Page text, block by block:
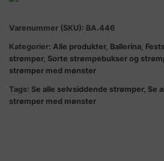
Varenummer (SKU): BA.446
Kategorier: Alle produkter, Ballerina,
strømper, Sorte strømpebukser og
strømper med mønster
Tags: Se alle selvsiddende strømper, Se
strømper med mønster